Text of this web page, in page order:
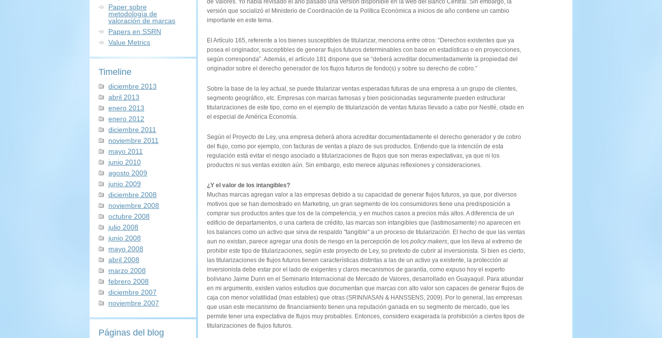
Paper sobre
metodología de
valoración de marcas
Papers en SSRN
Value Metrics
Timeline
diciembre 2013
abril 2013
enero 2013
enero 2012
diciembre 2011
noviembre 2011
mayo 2011
junio 2010
agosto 2009
junio 2009
diciembre 2008
noviembre 2008
octubre 2008
julio 2008
junio 2008
mayo 2008
abril 2008
marzo 2008
febrero 2008
diciembre 2007
noviembre 2007
Páginas del blog
de Valores. Yo había revisado el año pasado una versión disponible en la web del Banco Central. Sin embargo, la
versión que socializó el Ministerio de Coordinación de la Política Económica a inicios de año contiene un cambio
importante en este tema.
El Artículo 165, referente a los bienes susceptibles de titularizar, menciona entre otros: “Derechos existentes que ya
posea el originador, susceptibles de generar flujos futuros determinables con base en estadísticas o en proyecciones,
según corresponda”. Además, el artículo 181 dispone que se “deberá acreditar documentadamente la propiedad del
originador sobre el derecho generador de los flujos futuros de fondo(s) y sobre su derecho de cobro.”
Sobre la base de la ley actual, se puede titularizar ventas esperadas futuras de una empresa a un grupo de clientes,
segmento geográfico, etc. Empresas con marcas famosas y bien posicionadas seguramente pueden estructurar
titularizaciones de este tipo, como en el ejemplo de titularización de ventas futuras llevado a cabo por Nestlé, citado en
el especial de América Economía.
Según el Proyecto de Ley, una empresa deberá ahora acreditar documentadamente el derecho generador y de cobro
del flujo, como por ejemplo, con facturas de ventas a plazo de sus productos. Entiendo que la intención de esta
regulación está evitar el riesgo asociado a titularizaciones de flujos que son meras expectativas, ya que ni los
productos ni sus ventas existen aún. Sin embargo, esto merece algunas reflexiones y consideraciones.
¿Y el valor de los intangibles?
Muchas marcas agregan valor a las empresas debido a su capacidad de generar flujos futuros, ya que, por diversos
motivos que se han demostrado en Marketing, un gran segmento de los consumidores tiene una predisposición a
comprar sus productos antes que los de la competencia, y en muchos casos a precios más altos. A diferencia de un
edificio de departamentos, o una cartera de crédito, las marcas son intangibles que (lastimosamente) no aparecen en
los balances como un activo que sirva de respaldo "tangible" a un proceso de titularización. El hecho de que las ventas
aun no existan, parece agregar una dosis de riesgo en la percepción de los policy makers, que los lleva al extremo de
prohibir este tipo de titularizaciones, según este proyecto de Ley, so pretexto de cubrir al inversionista. Si bien es cierto,
las titularizaciones de flujos futuros tienen características distintas a las de un activo ya existente, la protección al
inversionista debe estar por el lado de exigentes y claros mecanismos de garantía, como expuso hoy el experto
boliviano Jaime Dunn en el Seminario Internacional de Mercado de Valores, desarrollado en Guayaquil. Para abundar
en mi argumento, existen varios estudios que documentan que marcas con alto valor son capaces de generar flujos de
caja con menor volatilidad (mas estables) que otras (SRINIVASAN & HANSSENS, 2009). Por lo general, las empresas
que usan este mecanismo de financiamiento tienen una reputación ganada en su segmento de mercado, que les
permite tener una expectativa de flujos muy probables. Entonces, considero exagerada la prohibición a ciertos tipos de
titularizaciones de flujos futuros.